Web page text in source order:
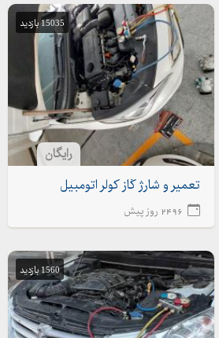
15035 بازدید
رایگان
تعمیر و شارژ گاز کولر اتومبیل
2496 روز پیش
1560 بازدید